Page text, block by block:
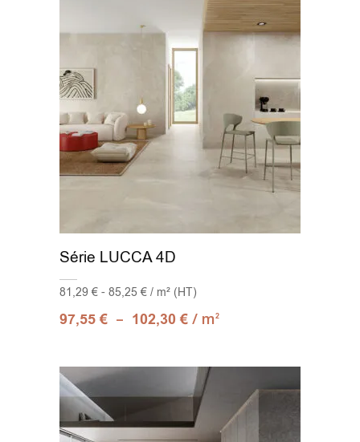
Série LUCCA 4D
81,29 € - 85,25 € / m² (HT)
97,55€ – 102,30€ / m2